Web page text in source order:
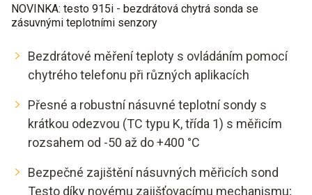
NOVINKA: testo 915i - bezdrátová chytrá sonda se
zásuvnými teplotními senzory
Bezdrátové měření teploty s ovládáním pomocí
chytrého telefonu při různých aplikacích
Přesné a robustní násuvné teplotní sondy s
krátkou odezvou (TC typu K, třída 1) s měřicím
rozsahem od -50 až do +400 °C
Bezpečné zajištění násuvných měřicích sond
Testo díky novému zajišťovacímu mechanismu;